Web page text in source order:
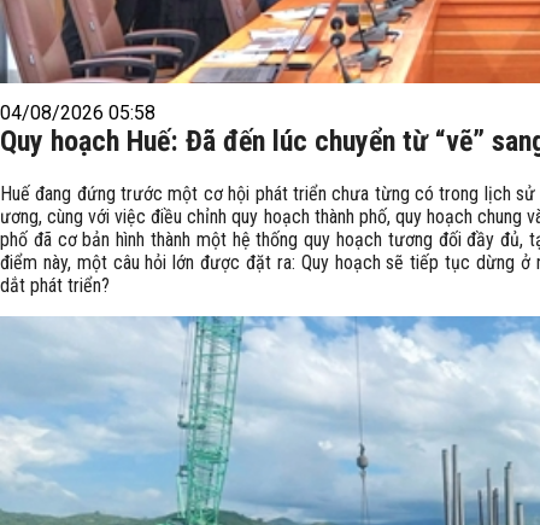
04/08/2026 05:58
Quy hoạch Huế: Đã đến lúc chuyển từ “vẽ”
Huế đang đứng trước một cơ hội phát triển chưa từng có trong lịch sử
ương, cùng với việc điều chỉnh quy hoạch thành phố, quy hoạch chung
phố đã cơ bản hình thành một hệ thống quy hoạch tương đối đầy đủ,
điểm này, một câu hỏi lớn được đặt ra: Quy hoạch sẽ tiếp tục dừng
dắt phát triển?